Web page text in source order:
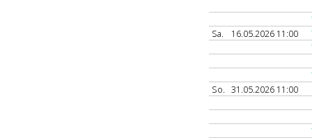
Sa.
16.05.2026 11:00
So. 31.05.2026 11:00